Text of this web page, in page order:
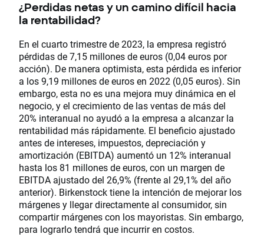
¿Perdidas netas y un camino difícil hacia
la rentabilidad?
En el cuarto trimestre de 2023, la empresa registró
pérdidas de 7,15 millones de euros (0,04 euros por
acción). De manera optimista, esta pérdida es inferior
a los 9,19 millones de euros en 2022 (0,05 euros). Sin
embargo, esta no es una mejora muy dinámica en el
negocio, y el crecimiento de las ventas de más del
20% interanual no ayudó a la empresa a alcanzar la
rentabilidad más rápidamente. El beneficio ajustado
antes de intereses, impuestos, depreciación y
amortización (EBITDA) aumentó un 12% interanual
hasta los 81 millones de euros, con un margen de
EBITDA ajustado del 26,9% (frente al 29,1% del año
anterior). Birkenstock tiene la intención de mejorar los
márgenes y llegar directamente al consumidor, sin
compartir márgenes con los mayoristas. Sin embargo,
para lograrlo tendrá que incurrir en costos.